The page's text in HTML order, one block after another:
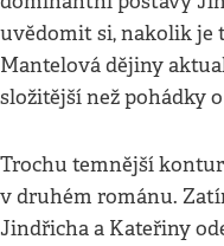
uvědomit si, nakolik je
Mantelová dějiny
složitější než pohádky
Trochu temnější
v druhém románu.
Jindřicha a Kateřiny